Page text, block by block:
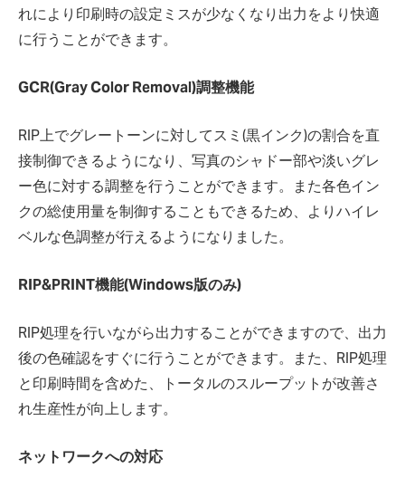
れにより印刷時の設定ミスが少なくなり出力をより快適
に行うことができます。
GCR(Gray Color Removal)調整機能
RIP上でグレートーンに対してスミ(黒インク)の割合を直
接制御できるようになり、写真のシャドー部や淡いグレ
ー色に対する調整を行うことができます。また各色イン
クの総使用量を制御することもできるため、よりハイレ
ベルな色調整が行えるようになりました。
RIP&PRINT機能(Windows版のみ)
RIP処理を行いながら出力することができますので、出力
後の色確認をすぐに行うことができます。また、RIP処理
と印刷時間を含めた、トータルのスループットが改善さ
れ生産性が向上します。
ネットワークへの対応